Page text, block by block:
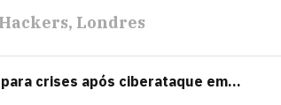
Hackers Londres
crises após ciberataque em